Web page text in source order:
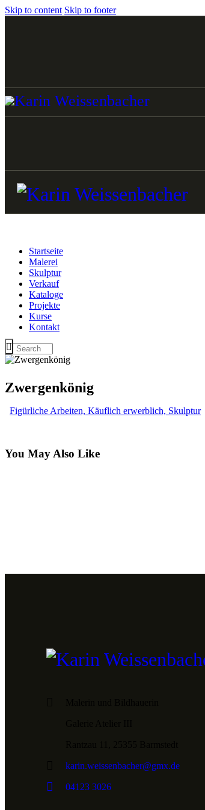
Skip to content Skip to footer
Startseite
Malerei
Skulptur
Verkauf
Kataloge
Projekte
Kurse
Kontakt
Zwergenkönig
Figürliche Arbeiten, Käuflich erwerblich, Skulptur
You May Also Like
karin.weissenbacher@gmx.de
04123 3026